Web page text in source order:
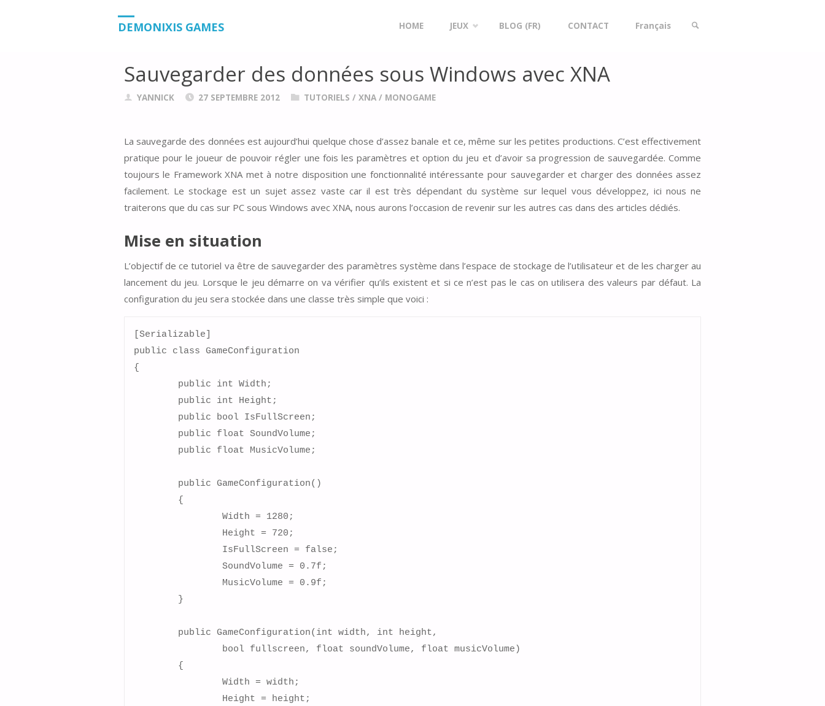
DEMONIXIS GAMES
content
HOME JEUX BLOG (FR) CONTACT Français
Sauvegarder des données sous Windows avec XNA
YANNICK 27 SEPTEMBRE 2012 TUTORIELS /XNA / MONOGAME
La sauvegarde des données est aujourd’hui quelque chose d’assez banale et ce, même sur les petites productions. C’est effectivement
pratique pour le joueur de pouvoir régler une fois les paramètres et option du jeu et d’avoir sa progression de sauvegardée. Comme
toujours le Framework XNA met à notre disposition une fonctionnalité intéressante pour sauvegarder et charger des données assez
facilement. Le stockage est un sujet assez vaste car il est très dépendant du système sur lequel vous développez, ici nous ne
traiterons que du cas sur PC sous Windows avec XNA, nous aurons l’occasion de revenir sur les autres cas dans des articles dédiés.
Mise en situation
L’objectif de ce tutoriel va être de sauvegarder des paramètres système dans l’espace de stockage de l’utilisateur et de les charger au
lancement du jeu. Lorsque le jeu démarre on va vérifier qu’ils existent et si ce n’est pas le cas on utilisera des valeurs par défaut. La
configuration du jeu sera stockée dans une classe très simple que voici :
[Serializable]
public class GameConfiguration
{